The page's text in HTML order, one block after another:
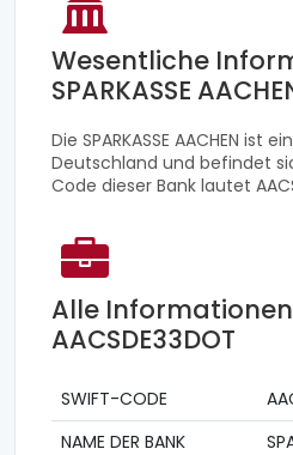
Wesentliche
SPARKASSE
Die SPARKASSE AACHEN ist
Deutschland und befindet
Code dieser Bank lautet
Alle
AACSDE33DOT
SWIFT-CODE
NAME DER BANK